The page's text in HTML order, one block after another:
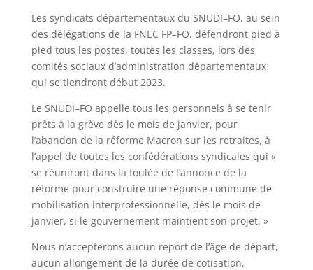
Les syndicats départementaux du SNUDI–FO, au sein
des délégations de la FNEC FP–FO, défendront pied à
pied tous les postes, toutes les classes, lors des
comités sociaux d’administration départementaux
qui se tiendront début 2023.
Le SNUDI–FO appelle tous les personnels à se tenir
prêts à la grève dès le mois de janvier, pour
l’abandon de la réforme Macron sur les retraites, à
l’appel de toutes les confédérations syndicales qui «
se réuniront dans la foulée de l’annonce de la
réforme pour construire une réponse commune de
mobilisation interprofessionnelle, dès le mois de
janvier, si le gouvernement maintient son projet. »
Nous n’accepterons aucun report de l’âge de départ,
aucun allongement de la durée de cotisation,